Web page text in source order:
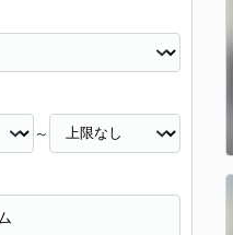
～